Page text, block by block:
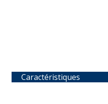
Caractéristiques